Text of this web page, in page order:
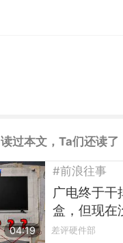
读过本文，Ta们还读了
04:19
#前浪往事
广电终于干
盒，但现在
电视了
差评硬件部